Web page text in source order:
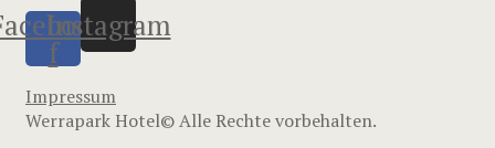
f
Instagram
Impressum
Werrapark Hotel© Alle Rechte vorbehalten.